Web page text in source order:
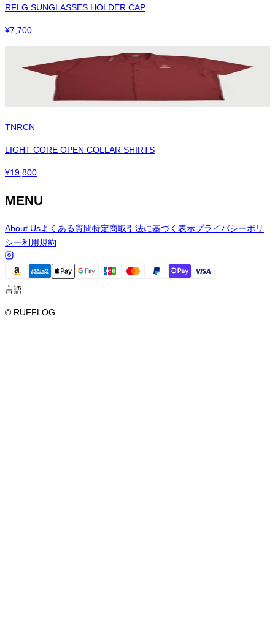
RFLG SUNGLASSES HOLDER CAP
¥7,700
TNRCN
LIGHT CORE OPEN COLLAR SHIRTS
¥19,800
MENU
About Usよくある質問特定商取引法に基づく表示プライバシーポリ
シー利用規約
言語
© RUFFLOG